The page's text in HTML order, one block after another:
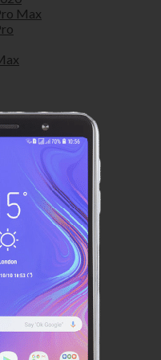
Max